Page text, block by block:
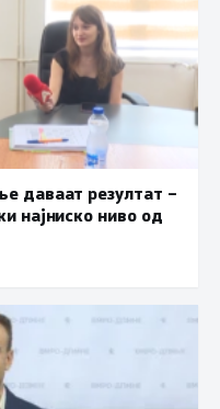
даваат резултат –
најниско ниво од